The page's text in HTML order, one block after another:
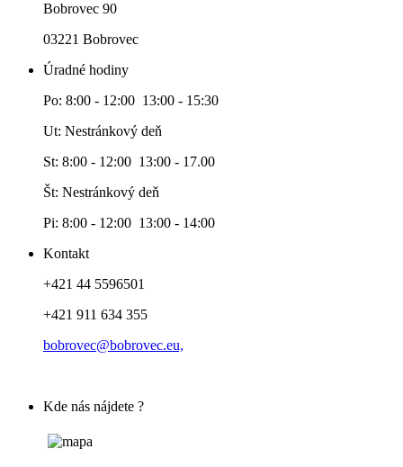
Bobrovec 90
03221 Bobrovec
Úradné hodiny
Po: 8:00 - 12:00 13:00 - 15:30
Ut: Nestránkový deň
St: 8:00 - 12:00 13:00 - 17.00
Št: Nestránkový deň
Pi: 8:00 - 12:00 13:00 - 14:00
Kontakt
+421 44 5596501
+421 911 634 355
bobrovec@bobrovec.eu,
Kde nás nájdete ?